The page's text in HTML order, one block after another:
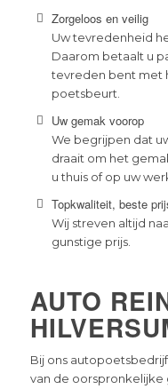
Zorgeloos en veilig
Uw tevredenheid
Daarom betaalt u
tevreden bent met
poetsbeurt.
Uw gemak voorop
We begrijpen dat
draait om het
u thuis of op uw
Topkwaliteit, beste
Wij streven altijd
gunstige prijs.
AUTO
Bij ons
van de oorspronkelijke